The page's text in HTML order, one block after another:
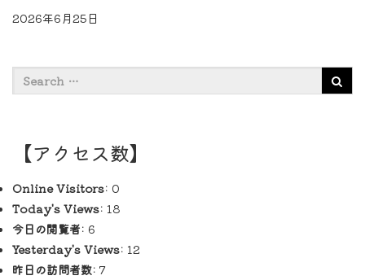
2026年6月25日
【アクセス数】
Online Visitors: 0
Today's Views: 18
今日の閲覧者: 6
Yesterday's Views: 12
昨日の訪問者数: 7